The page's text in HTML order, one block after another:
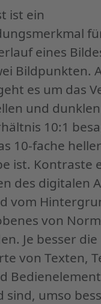
ist ein
eines
Bildpunkten.
es um das
und
10:1
10-fache
ist. Kontraste
des digitalen
vom
von
Je besser die
von Texten,
sind, umso